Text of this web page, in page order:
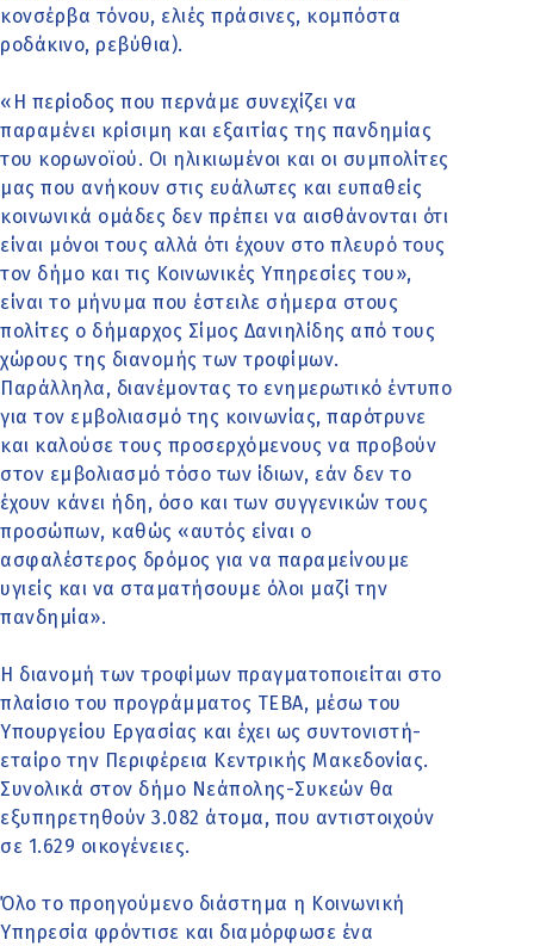
κονσέρβα τόνου, ελιές πράσινες, κομπόστα
ροδάκινο, ρεβύθια).
«Η περίοδος που περνάμε συνεχίζει να
παραμένει κρίσιμη και εξαιτίας της πανδημίας
του κορωνοϊού. Οι ηλικιωμένοι και οι συμπολίτες
μας που ανήκουν στις ευάλωτες και ευπαθείς
κοινωνικά ομάδες δεν πρέπει να αισθάνονται ότι
είναι μόνοι τους αλλά ότι έχουν στο πλευρό τους
τον δήμο και τις Κοινωνικές Υπηρεσίες του»,
είναι το μήνυμα που έστειλε σήμερα στους
πολίτες ο δήμαρχος Σίμος Δανιηλίδης από τους
χώρους της διανομής των τροφίμων.
Παράλληλα, διανέμοντας το ενημερωτικό έντυπο
για τον εμβολιασμό της κοινωνίας, παρότρυνε
και καλούσε τους προσερχόμενους να προβούν
στον εμβολιασμό τόσο των ίδιων, εάν δεν το
έχουν κάνει ήδη, όσο και των συγγενικών τους
προσώπων, καθώς «αυτός είναι ο
ασφαλέστερος δρόμος για να παραμείνουμε
υγιείς και να σταματήσουμε όλοι μαζί την
πανδημία».
Η διανομή των τροφίμων πραγματοποιείται στο
πλαίσιο του προγράμματος ΤΕΒΑ, μέσω του
Υπουργείου Εργασίας και έχει ως συντονιστή-
εταίρο την Περιφέρεια Κεντρικής Μακεδονίας.
Συνολικά στον δήμο Νεάπολης-Συκεών θα
εξυπηρετηθούν 3.082 άτομα, που αντιστοιχούν
σε 1.629 οικογένειες.
Όλο το προηγούμενο διάστημα η Κοινωνική
Υπηρεσία φρόντισε και διαμόρφωσε ένα